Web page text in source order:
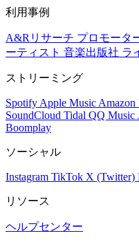
利用事例
A&Rリサーチ プロモータ
ーティスト 音楽出版社 ラ
ストリーミング
Spotify Apple Music Amazon
SoundCloud Tidal QQ Music
Boomplay
ソーシャル
Instagram TikTok X (Twitter)
リソース
ヘルプセンター